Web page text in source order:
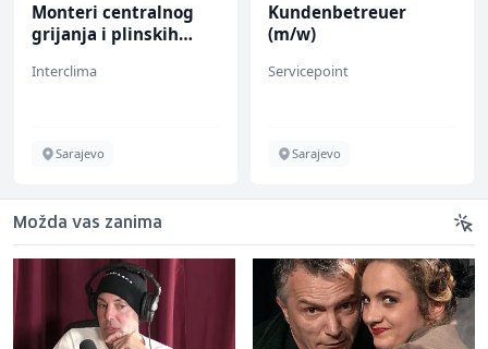
Monteri centralnog
grijanja i plinskih
Interclima
Sarajevo
Kundenbetreuer
(m/w)
Servicepoint
Sarajevo
Možda vas zanima